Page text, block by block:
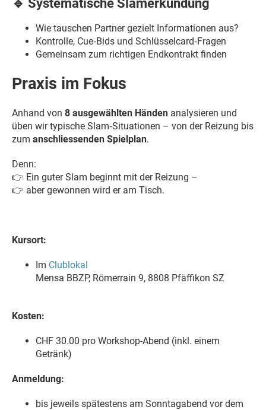
Wie tauschen Partner gezielt Informationen aus?
Kontrolle, Cue‑Bids und Schlüsselcard‑Fragen
Gemeinsam zum richtigen Endkontrakt finden
Praxis im Fokus
Anhand von 8 ausgewählten Händen analysieren und
üben wir typische Slam‑Situationen – von der Reizung bis
zum anschliessenden Spielplan.
Denn:
👉 Ein guter Slam beginnt mit der Reizung –
👉 aber gewonnen wird er am Tisch.
Kursort:
Im Clublokal
Mensa BBZP, Römerrain 9, 8808 Pfäffikon SZ
Kosten:
CHF 30.00 pro Workshop-Abend (inkl. einem
Getränk)
Anmeldung:
bis jeweils spätestens am Sonntagabend vor dem